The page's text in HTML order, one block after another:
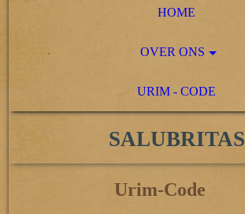
HOME
OVER ONS
URIM - CODE
SALUBRITAS
Urim-Code